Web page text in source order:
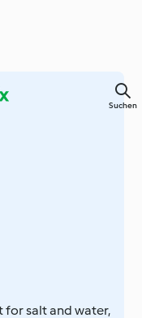
Suchen
for salt and water,